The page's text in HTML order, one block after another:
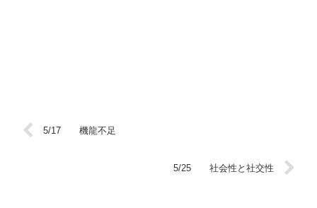
5/17 機龍不足
5/25 社会性と社交性